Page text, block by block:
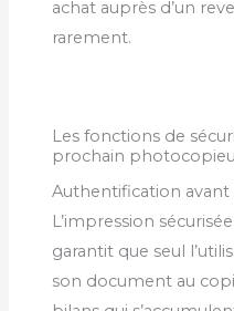
achat auprès d’un
rarement.
Les fonctions de
prochain
Authentification
L’impression
garantit que seul
son document au